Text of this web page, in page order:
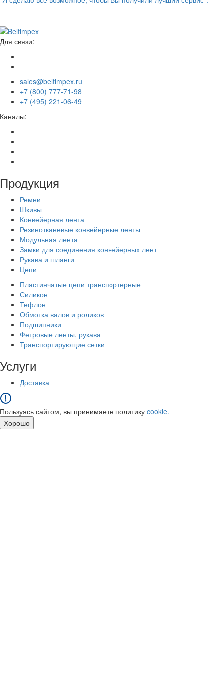
Для связи:
sales@beltimpex.ru
+7 (800) 777-71-98
+7 (495) 221-06-49
Каналы:
Продукция
Ремни
Шкивы
Конвейерная лента
Резинотканевые конвейерные ленты
Модульная лента
Замки для соединения конвейерных лент
Рукава и шланги
Цепи
Пластинчатые цепи транспортерные
Силикон
Тефлон
Обмотка валов и роликов
Подшипники
Фетровые ленты, рукава
Транспортирующие сетки
Услуги
Доставка
Пользуясь сайтом, вы принимаете политику cookie.
Хорошо